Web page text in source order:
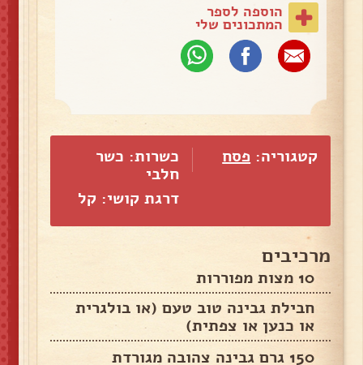
הוספה לספר
המתכונים שלי
קטגוריה: פסח
כשרות: כשר
חלבי
דרגת קושי: קל
מרכיבים
10 מצות מפוררות
חבילת גבינה טוב טעם (או בולגרית
או כנען או צפתית)
150 גרם גבינה צהובה מגורדת